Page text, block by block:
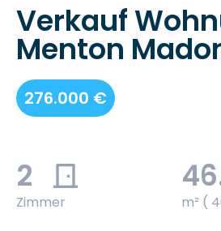
Verkauf
Menton
276.000 €
2
Zimmer m² (